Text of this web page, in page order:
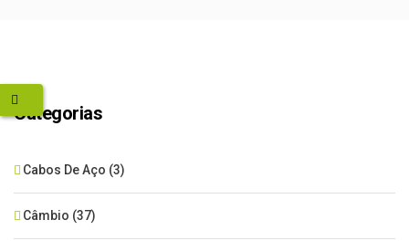
Categorias
Cabos De Aço (3)
Câmbio (37)